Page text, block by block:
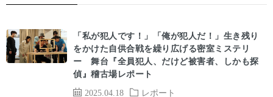
2025.04.18 レポート
「私が犯人です！」「俺が犯人だ！」生き残り
をかけた自供合戦を繰り広げる密室ミステリ
ー 舞台『全員犯人、だけど被害者、しかも探
偵』稽古場レポート